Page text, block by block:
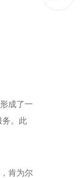
成了一
务。此
肯为尔